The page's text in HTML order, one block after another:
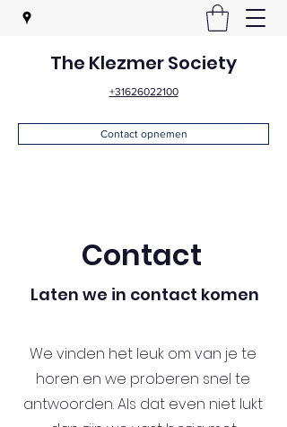
The Klezmer Society
+31626022100
Contact opnemen
Contact
Laten we in contact komen
We vinden het leuk om van je te
horen en we proberen snel te
antwoorden. Als dat even niet lukt